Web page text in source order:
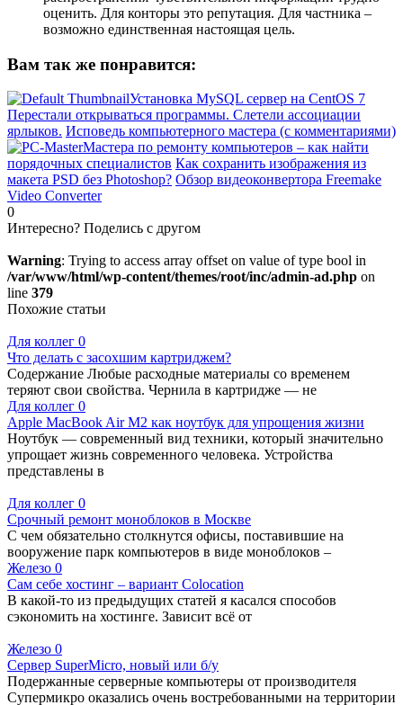
оценить. Для конторы это репутация. Для частника –
возможно единственная настоящая цель.
Вам так же понравится:
Установка MySQL сервер на CentOS 7
Перестали открываться программы. Слетели ассоциации
ярлыков. Исповедь компьютерного мастера (с комментариями)
Мастера по ремонту компьютеров – как найти
порядочных специалистов Как сохранить изображения из
макета PSD без Photoshop? Обзор видеоконвертора Freemake
Video Converter
0
Интересно? Поделись с другом
Warning: Trying to access array offset on value of type bool in
/var/www/html/wp-content/themes/root/inc/admin-ad.php on
line 379
Похожие статьи
Для коллег 0
Что делать с засохшим картриджем?
Содержание Любые расходные материалы со временем
теряют свои свойства. Чернила в картридже — не
Для коллег 0
Apple MacBook Air M2 как ноутбук для упрощения жизни
Ноутбук — современный вид техники, который значительно
упрощает жизнь современного человека. Устройства
представлены в
Для коллег 0
Срочный ремонт моноблоков в Москве
С чем обязательно столкнутся офисы, поставившие на
вооружение парк компьютеров в виде моноблоков –
Железо 0
Сам себе хостинг – вариант Colocation
В какой-то из предыдущих статей я касался способов
сэкономить на хостинге. Зависит всё от
Железо 0
Сервер SuperMicro, новый или б/у
Подержанные серверные компьютеры от производителя
Супермикро оказались очень востребованными на территории